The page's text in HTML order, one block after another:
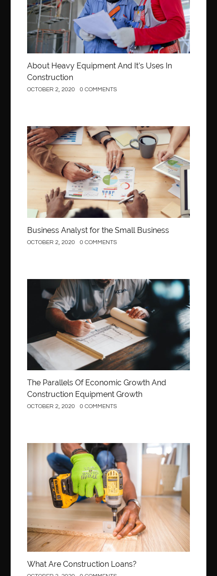
About Heavy Equipment And It’s Uses In
Construction
Business
Business Analyst for the Small Business
Construction
The Parallels Of Economic Growth And
Construction Equipment Growth